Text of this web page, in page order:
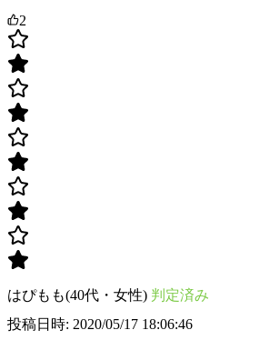
2
はぴもも(40代・女性) 判定済み
投稿日時: 2020/05/17 18:06:46